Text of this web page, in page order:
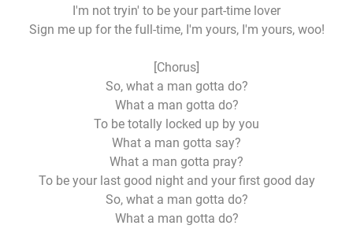
I'm not tryin' to be your part-time lover
Sign me up for the full-time, I'm yours, I'm yours, woo!
[Chorus]
So, what a man gotta do?
What a man gotta do?
To be totally locked up by you
What a man gotta say?
What a man gotta pray?
To be your last good night and your first good day
So, what a man gotta do?
What a man gotta do?